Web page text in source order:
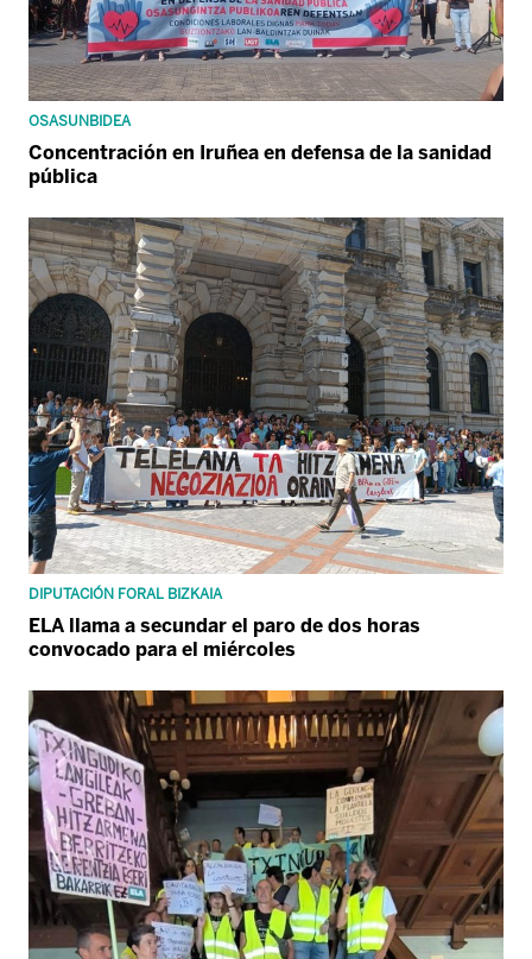
OSASUNBIDEA
Concentración en Iruñea en defensa de la sanidad
pública
DIPUTACIÓN FORAL BIZKAIA
ELA llama a secundar el paro de dos horas
convocado para el miércoles